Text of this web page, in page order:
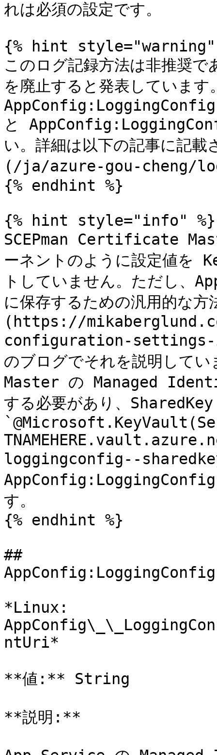
れは必須の設定です。
{% hint style="warning"
このログ記録方法は非推奨
を廃止すると発表しています
と
い。詳細は以下の記事に記
(/ja/azure-gou-cheng/
{% endhint %}
{% hint style="info" %}
SCEPman Certificate
ーネントのように設定値を
トしていません。ただし
に保存するための汎用的な
(https://
configuration-
のブログでそれを説明して
Master の Managed
する必要があり、
loggingconfig--
す。
{% endhint %}
##
*Linux:
ntUri*
**値:** String
**説明:**